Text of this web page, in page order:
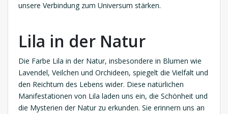
unsere Verbindung zum Universum stärken.
Lila in der Natur
Die Farbe Lila in der Natur, insbesondere in Blumen wie
Lavendel, Veilchen und Orchideen, spiegelt die Vielfalt und
den Reichtum des Lebens wider. Diese natürlichen
Manifestationen von Lila laden uns ein, die Schönheit und
die Mysterien der Natur zu erkunden. Sie erinnern uns an